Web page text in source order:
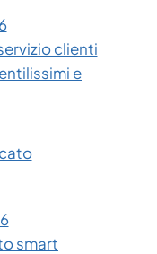
clienti
e
smart